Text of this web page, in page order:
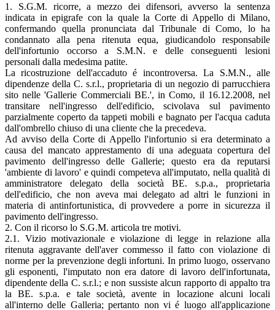
1. S.G.M. ricorre, a mezzo dei difensori, avverso la sentenza
indicata in epigrafe con la quale la Corte di Appello di Milano,
confermando quella pronunciata dal Tribunale di Como, lo ha
condannato alla pena ritenuta equa, giudicandolo responsabile
dell'infortunio occorso a S.M.N. e delle conseguenti lesioni
personali dalla medesima patite.
La ricostruzione dell'accaduto é incontroversa. La S.M.N., alle
dipendenze della C. s.r.l., proprietaria di un negozio di parrucchiera
sito nelle 'Gallerie Commerciali BE.', in Como, il 16.12.2008, nel
transitare nell'ingresso dell'edificio, scivolava sul pavimento
parzialmente coperto da tappeti mobili e bagnato per l'acqua caduta
dall'ombrello chiuso di una cliente che la precedeva.
Ad avviso della Corte di Appello l'infortunio si era determinato a
causa del mancato apprestamento di una adeguata copertura del
pavimento dell'ingresso delle Gallerie; questo era da reputarsi
'ambiente di lavoro' e quindi competeva all'imputato, nella qualità di
amministratore delegato della società BE. s.p.a., proprietaria
dell'edificio, che non aveva mai delegato ad altri le funzioni in
materia di antinfortunistica, di provvedere a porre in sicurezza il
pavimento dell'ingresso.
2. Con il ricorso lo S.G.M. articola tre motivi.
2.1. Vizio motivazionale e violazione di legge in relazione alla
ritenuta aggravante dell'aver commesso il fatto con violazione di
norme per la prevenzione degli infortuni. In primo luogo, osservano
gli esponenti, l'imputato non era datore di lavoro dell'infortunata,
dipendente della C. s.r.l.; e non sussiste alcun rapporto di appalto tra
la BE. s.p.a. e tale società, avente in locazione alcuni locali
all'interno delle Galleria; pertanto non vi é luogo all'applicazione